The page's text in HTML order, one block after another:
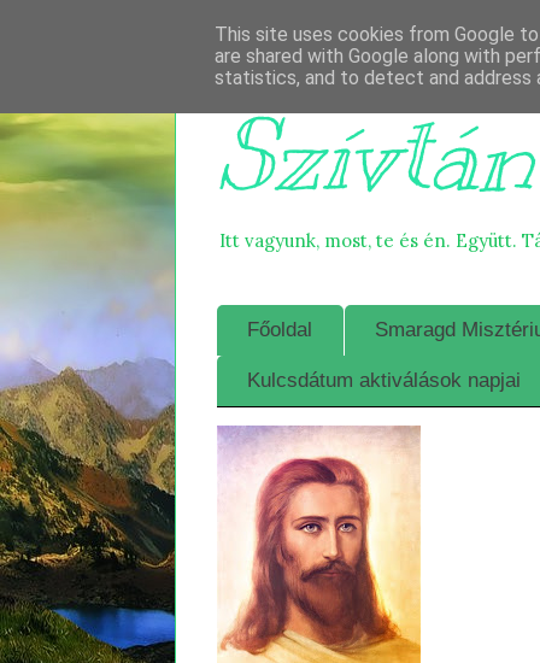
Itt vagyunk, most, te és én. Együtt.
Főoldal Smaragd
Kulcsdátum aktiválások napjai
This site uses cookies from Google
are shared with Google along with
statistics, and to detect and address